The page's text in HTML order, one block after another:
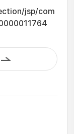
jsp/com